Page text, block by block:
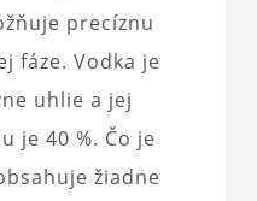
precíznu
fáze. Vodka je
uhlie a jej
je 40 %. Čo je
žiadne